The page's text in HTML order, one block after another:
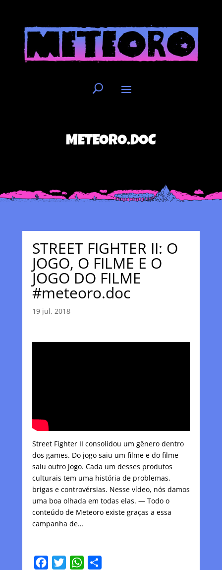
METEORO.DOC
STREET FIGHTER II: O
JOGO, O FILME E O
JOGO DO FILME
#meteoro.doc
19 jul, 2018
Street Fighter II consolidou um gênero dentro
dos games. Do jogo saiu um filme e do filme
saiu outro jogo. Cada um desses produtos
culturais tem uma história de problemas,
brigas e controvérsias. Nesse vídeo, nós damos
uma boa olhada em todas elas. — Todo o
conteúdo de Meteoro existe graças a essa
campanha de…
W